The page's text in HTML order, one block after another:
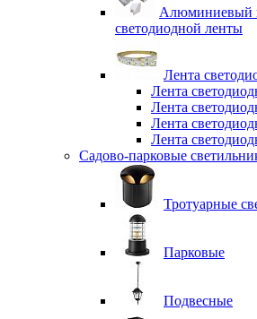
Алюминиевый
светодиодной ленты
Лента
Лента
Лента
Лента
Лента
Садово-парковые
Тротуарные
Парковые
Подвесные